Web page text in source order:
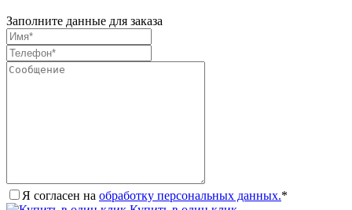
Заполните данные для заказа
Я согласен на обработку персональных данных.*